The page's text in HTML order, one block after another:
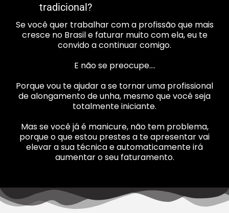
tradicional?
Se você quer trabalhar com a profissão que mais
cresce no Brasil e faturar muito com ela, eu te
convido a continuar comigo.
E não se preocupe….
Porque vou te ajudar a se tornar uma profissional
de alongamento de unha, mesmo que você seja
totalmente iniciante.
Mas se você já é manicure, não tem problema,
porque o que estou prestes a te apresentar vai
elevar a sua técnica e automaticamente irá
aumentar o seu faturamento.